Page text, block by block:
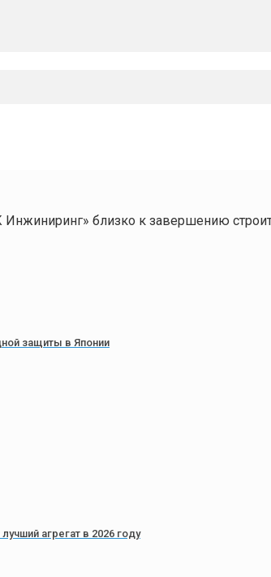
близко к завершению
защиты в Японии
агрегат в 2026 году